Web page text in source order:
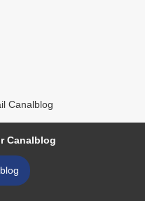
Canalblog
Canalblog